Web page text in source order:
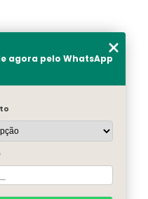
agora pelo WhatsApp